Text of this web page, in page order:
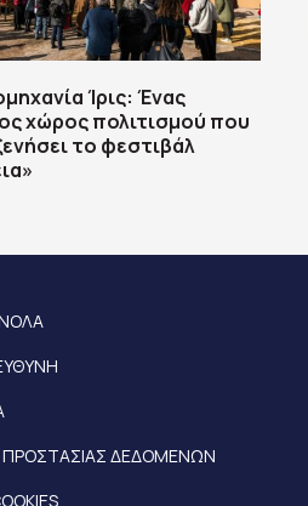
Ίρις: Ένας
χώρος πολιτισμού που
το φεστιβάλ
ΔΕΔΟΜΕΝΩΝ